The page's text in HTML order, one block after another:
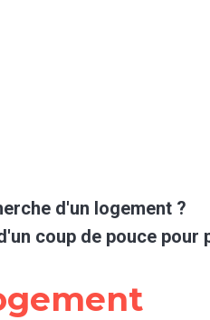
d'un logement ?
coup de pouce pour